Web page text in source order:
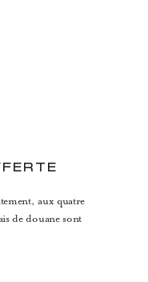
aux quatre
de douane sont